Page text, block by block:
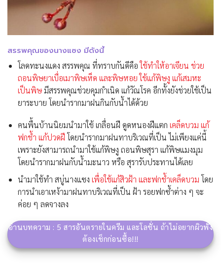
สรรพคุณของนางแซง มีดังนี้
โลดทะนงแดง สรรพคุณ ที่ทราบกันดีคือใช้ทำให้อาเจียน ช่วย
ถอนพิษยาเบื่อเมาพิษเห็ด และพิษหอย ใช้แก้พิษงู แก้เสมหะ
เป็นพิษมีสรรพคุณช่วยคุมกำเนิด แก้วัณโรค อีกทั้งยังช่วยใช้เป็น
ยาระบาย โดยนำรากมาฝนกินกับน้ำได้ด้วย
คนพื้นบ้านนิยมนำมาใช้ เกลื่อนฝี ดูดหนองฝีแตก เคล็ดบวม แก้
ฟกช้ำ แก้ปวดฝี โดยนำรากมาฝนทาบริเวณที่เป็น ไม่เพียงแค่นี้
เพราะยังสามารถนำมาใช้แก้พิษงู ถอนพิษสุรา แก้พิษแมงมุม
โดยนำรากมาฝนกับน้ำมะนาว หรือ สุรารับประทานได้เลย
นำมาใช้ทำ สบู่นางแซง เพื่อใช้แก้สิวฝ้า และฟกช้ำเคล็ดบวม โดย
การนำเอาเหง้ามาฝนทาบริเวณที่เป็น ฝ้า รอยฟกซ้ำต่าง ๆ จะ
ค่อย ๆ ลดจางลง
อ่านบทความ : 5 สารอันตรายในครีม และโลชั่น ถ้าไม่อยากผิวพัง
ต้องเช็กก่อนซื้อ!!!